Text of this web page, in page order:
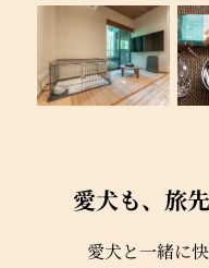
愛犬も、旅
愛犬と一緒に